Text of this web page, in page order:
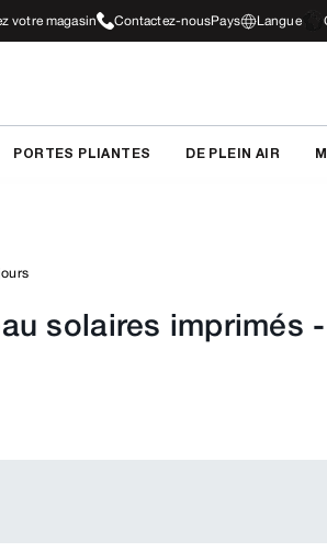
votre magasin Contactez-nousPays Langue
PORTES PLIANTES DE PLEIN AIR
solaires imprimés -